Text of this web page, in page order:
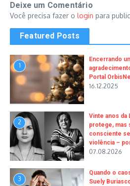
Deixe um Comentário
Você precisa fazer o login para
Featured Posts
1
Encerrando
Portal
16.12.2025
2
Vinte anos da
protege, mas
consciente
violência –
07.08.2026
3
Quando o
Suely